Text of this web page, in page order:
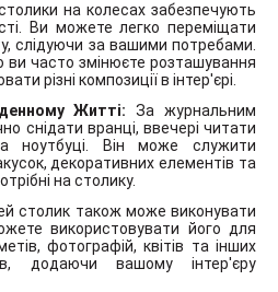
на колесах забезпечують
Ви можете легко переміщати
слідуючи за вашими потребами.
ви часто змінюєте розташування
різні композиції в інтер'єрі.
Житті: За журнальним
снідати вранці, ввечері читати
ноутбуці. Він може служити
декоративних елементів та
на столику.
столик також може виконувати
використовувати його для
фотографій, квітів та інших
додаючи вашому інтер'єру